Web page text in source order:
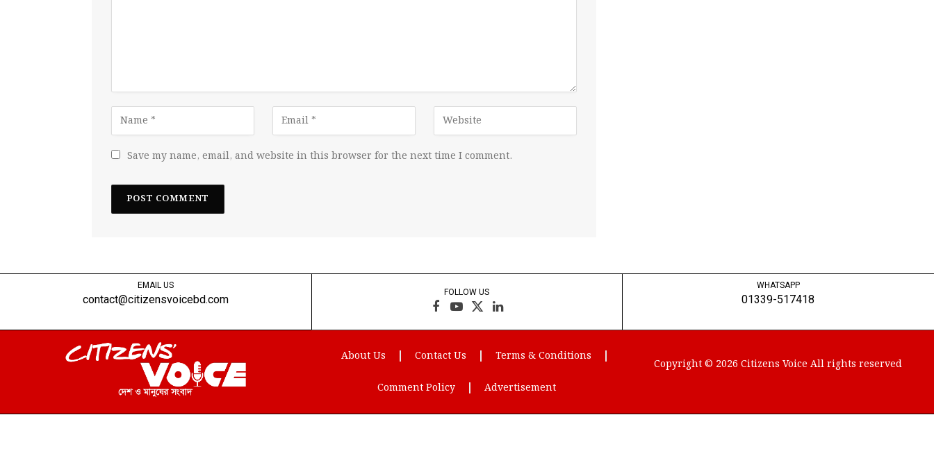
Save my name, email, and website in this browser for the next time I comment.
EMAIL US
contact@citizensvoicebd.com
FOLLOW US
Facebook
YouTube
X
(Twitter)
LinkedIn
About Us Contact Us Terms & Conditions
Comment Policy Advertisement
WHATSAPP
01339-517418
Copyright © 2026 Citizens Voice All rights reserved